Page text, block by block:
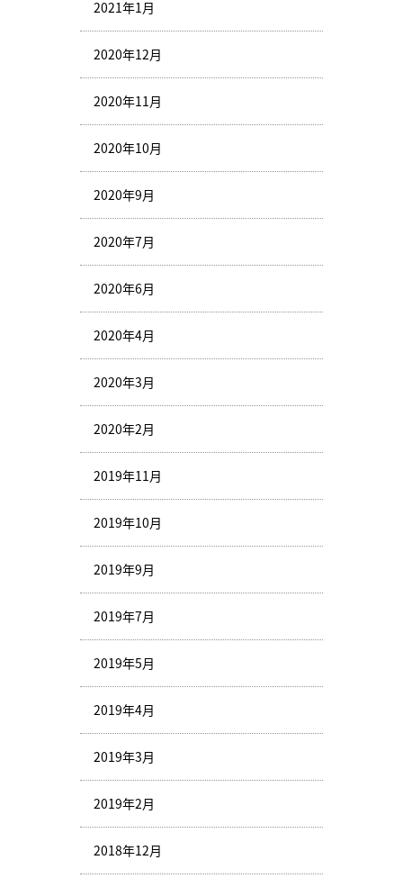
2021年1月
2020年12月
2020年11月
2020年10月
2020年9月
2020年7月
2020年6月
2020年4月
2020年3月
2020年2月
2019年11月
2019年10月
2019年9月
2019年7月
2019年5月
2019年4月
2019年3月
2019年2月
2018年12月